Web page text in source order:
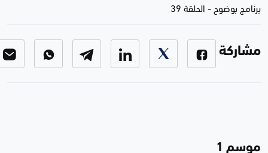
برنامج بوضوح - الحلقة 39
مشاركة
موسم 1